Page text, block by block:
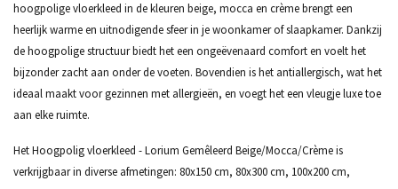
hoogpolige vloerkleed in de kleuren beige, mocca en crème brengt een
heerlijk warme en uitnodigende sfeer in je woonkamer of slaapkamer. Dankzij
de hoogpolige structuur biedt het een ongeëvenaard comfort en voelt het
bijzonder zacht aan onder de voeten. Bovendien is het antiallergisch, wat het
ideaal maakt voor gezinnen met allergieën, en voegt het een vleugje luxe toe
aan elke ruimte.
Het Hoogpolig vloerkleed - Lorium Gemêleerd Beige/Mocca/Crème is
verkrijgbaar in diverse afmetingen: 80x150 cm, 80x300 cm, 100x200 cm,